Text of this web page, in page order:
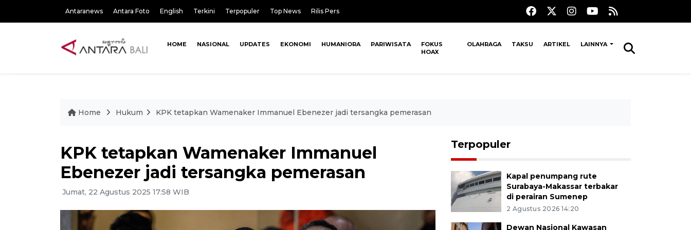
Antaranews Antara Foto English Terkini Terpopuler Top News Rilis Pers
HOME NASIONAL UPDATES EKONOMI HUMANIORA PARIWISATA
FOKUS
HOAX
OLAHRAGA TAKSU ARTIKEL LAINNYA
Home Hukum KPK tetapkan Wamenaker Immanuel Ebenezer jadi tersangka pemerasan
KPK tetapkan Wamenaker Immanuel
Ebenezer jadi tersangka pemerasan
Jumat, 22 Agustus 2025 17:58 WIB
Terpopuler
Kapal penumpang rute
Surabaya-Makassar terbakar
di perairan Sumenep
2 Agustus 2026 14:20
Dewan Nasional Kawasan